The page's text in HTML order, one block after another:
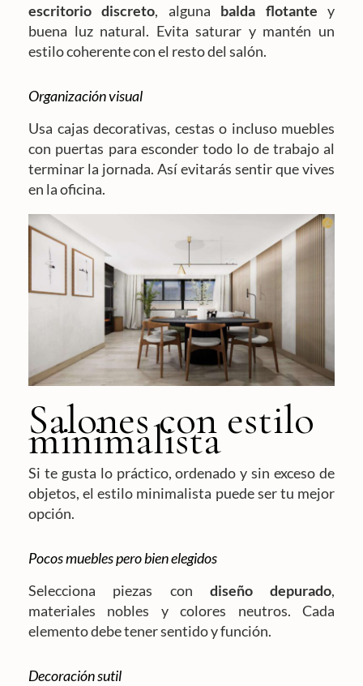
escritorio discreto, alguna balda flotante y
buena luz natural. Evita saturar y mantén un
estilo coherente con el resto del salón.
Organización visual
Usa cajas decorativas, cestas o incluso muebles
con puertas para esconder todo lo de trabajo al
terminar la jornada. Así evitarás sentir que vives
en la oficina.
Salones con estilo
minimalista
Si te gusta lo práctico, ordenado y sin exceso de
objetos, el estilo minimalista puede ser tu mejor
opción.
Pocos muebles pero bien elegidos
Selecciona piezas con diseño depurado,
materiales nobles y colores neutros. Cada
elemento debe tener sentido y función.
Decoración sutil